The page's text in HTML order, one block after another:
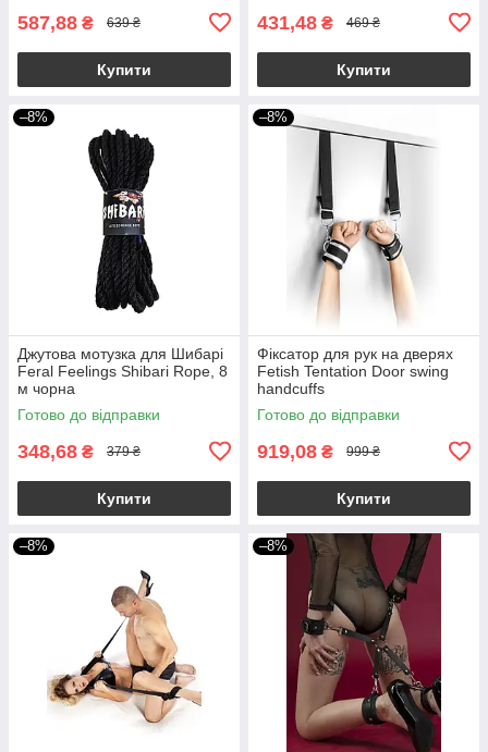
587,88 ₴ 639 ₴
Купити
431,48 ₴ 469 ₴
Купити
–8%
Джутова мотузка для Шибарі
Feral Feelings Shibari Rope, 8
м чорна
Готово до відправки
348,68 ₴ 379 ₴
Купити
–8%
Фіксатор для рук на дверях
Fetish Tentation Door swing
handcuffs
Готово до відправки
919,08 ₴ 999 ₴
Купити
–8% –8%